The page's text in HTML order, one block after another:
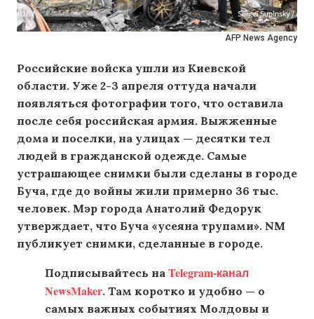
AFP News Agency
Российские войска ушли из Киевской
области. Уже 2-3 апреля оттуда начали
появляться фотографии того, что оставила
после себя российская армия. Выжженные
дома и поселки, на улицах — десятки тел
людей в гражданской одежде. Самые
устрашающее снимки были сделаны в городе
Буча, где до войны жили примерно 36 тыс.
человек. Мэр города Анатолий Федорук
утверждает, что Буча «усеяна трупами». NM
публикует снимки, сделанные в городе.
Подписывайтесь на Telegram-канал
NewsMaker. Там коротко и удобно — о
самых важных событиях Молдовы и